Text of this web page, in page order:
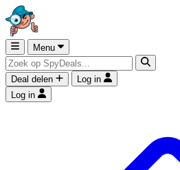
Menu
Deal delen
Log in
Log in